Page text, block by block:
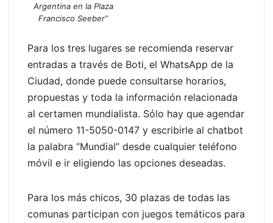
Argentina en la Plaza
Francisco Seeber”
Para los tres lugares se recomienda reservar
entradas a través de Boti, el WhatsApp de la
Ciudad, donde puede consultarse horarios,
propuestas y toda la información relacionada
al certamen mundialista. Sólo hay que agendar
el número 11-5050-0147 y escribirle al chatbot
la palabra “Mundial” desde cualquier teléfono
móvil e ir eligiendo las opciones deseadas.
Para los más chicos, 30 plazas de todas las
comunas participan con juegos temáticos para